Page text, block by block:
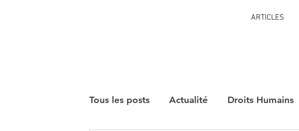
ARTICLES
Tous les posts Actualité Droits Humains